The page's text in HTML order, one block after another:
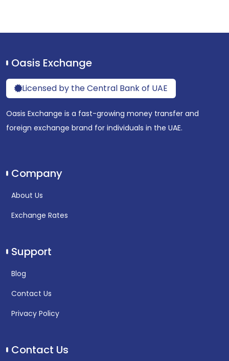
Oasis Exchange
Licensed by the Central Bank of UAE
Oasis Exchange is a fast-growing money transfer and
foreign exchange brand for individuals in the UAE.
Company
About Us
Exchange Rates
Support
Blog
Contact Us
Privacy Policy
Contact Us